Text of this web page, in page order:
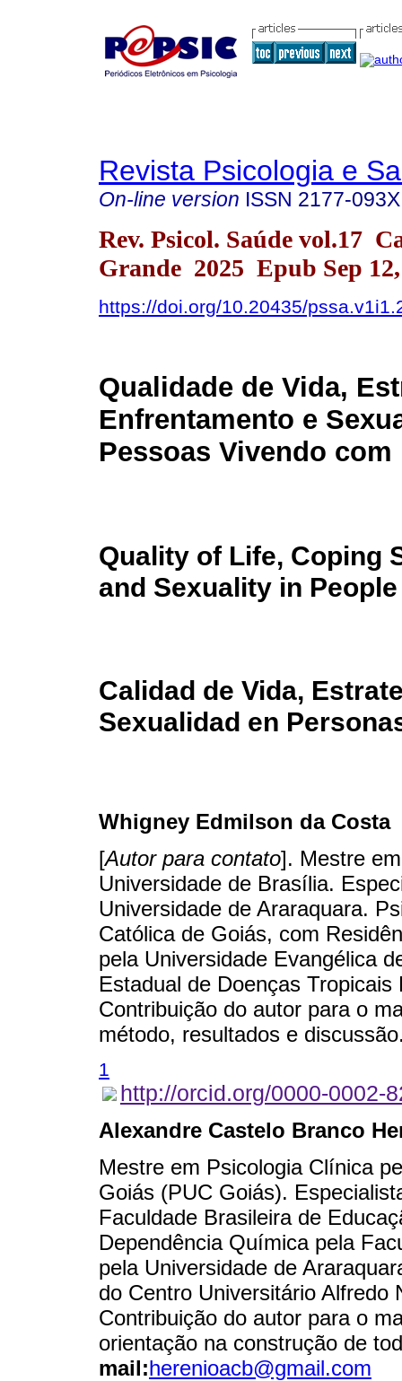
Revista Psicologia e
On-line version ISSN 2177-093X
Rev. Psicol. Saúde vol.17
Grande 2025 Epub Sep
https://doi.org/10.20435/
Qualidade de Vida,
Enfrentamento e
Pessoas Vivendo com
Quality of Life, Coping
and Sexuality in
Calidad de Vida,
Sexualidad en
Whigney Edmilson da Costa
[Autor para contato]. Mestre
Universidade de Brasília.
Universidade de Araraquara.
Católica de Goiás, com
pela Universidade Evangélica
Estadual de Doenças
Contribuição do autor para o
método, resultados e
1
http://orcid.org/0000-0002-
Alexandre Castelo Branco
Mestre em Psicologia Clínica
Goiás (PUC Goiás).
Faculdade Brasileira de
Dependência Química pela
pela Universidade de
do Centro Universitário Alfredo
Contribuição do autor para o
orientação na construção de
mail:herenioacb@gmail.com